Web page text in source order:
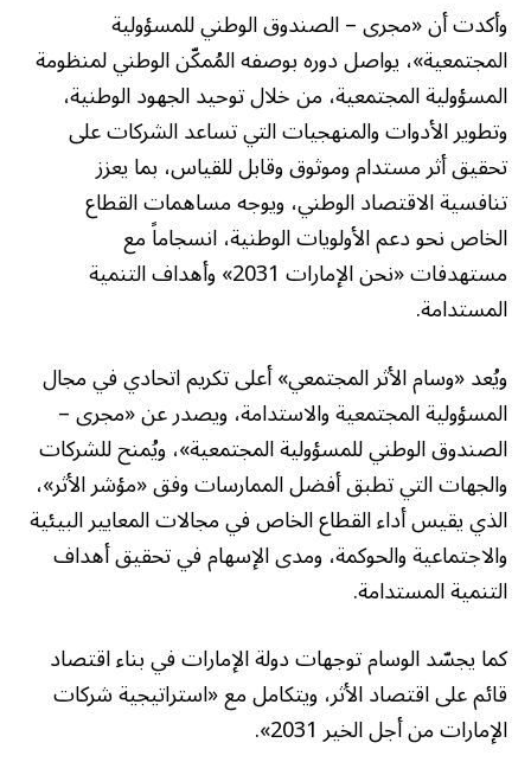
وأكدت أن «مجرى – الصندوق الوطني للمسؤولية
المجتمعية»، يواصل دوره بوصفه المُمكّن الوطني لمنظومة
المسؤولية المجتمعية، من خلال توحيد الجهود الوطنية،
وتطوير الأدوات والمنهجيات التي تساعد الشركات على
تحقيق أثر مستدام وموثوق وقابل للقياس، بما يعزز
تنافسية الاقتصاد الوطني، ويوجه مساهمات القطاع
الخاص نحو دعم الأولويات الوطنية، انسجاماً مع
مستهدفات «نحن الإمارات 2031» وأهداف التنمية
المستدامة.
ويُعد «وسام الأثر المجتمعي» أعلى تكريم اتحادي في مجال
المسؤولية المجتمعية والاستدامة، ويصدر عن «مجرى –
الصندوق الوطني للمسؤولية المجتمعية»، ويُمنح للشركات
والجهات التي تطبق أفضل الممارسات وفق «مؤشر الأثر»،
الذي يقيس أداء القطاع الخاص في مجالات المعايير البيئية
والاجتماعية والحوكمة، ومدى الإسهام في تحقيق أهداف
التنمية المستدامة.
كما يجسّد الوسام توجهات دولة الإمارات في بناء اقتصاد
قائم على اقتصاد الأثر، ويتكامل مع «استراتيجية شركات
الإمارات من أجل الخير 2031».